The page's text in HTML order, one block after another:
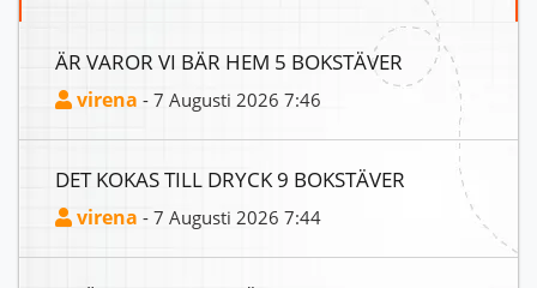
ÄR VAROR VI BÄR HEM 5 BOKSTÄVER
virena - 7 Augusti 2026 7:46
DET KOKAS TILL DRYCK 9 BOKSTÄVER
virena - 7 Augusti 2026 7:44